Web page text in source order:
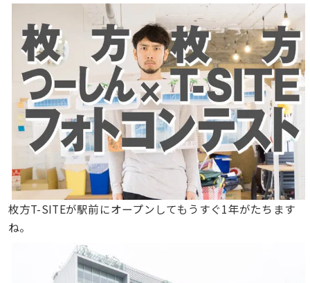
枚方T-SITEが駅前にオープンしてもうすぐ1年がたちます
ね。